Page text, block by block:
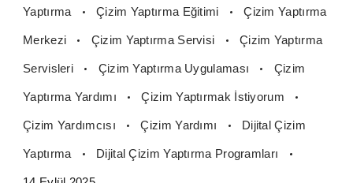
Yaptırma Çizim Yaptırma Eğitimi Çizim Yaptırma
Merkezi Çizim Yaptırma Servisi Çizim Yaptırma
Servisleri Çizim Yaptırma Uygulaması Çizim
Yaptırma Yardımı Çizim Yaptırmak İstiyorum
Çizim Yardımcısı Çizim Yardımı Dijital Çizim
Yaptırma Dijital Çizim Yaptırma Programları